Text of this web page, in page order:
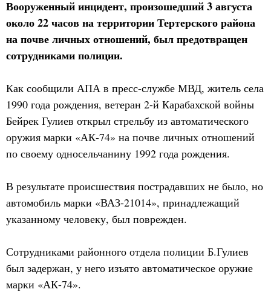
Вооруженный инцидент, произошедший 3 августа
около 22 часов на территории Тертерского района
на почве личных отношений, был предотвращен
сотрудниками полиции.
Как сообщили АПА в пресс-службе МВД, житель села
1990 года рождения, ветеран 2-й Карабахской войны
Бейрек Гулиев открыл стрельбу из автоматического
оружия марки «АК-74» на почве личных отношений
по своему односельчанину 1992 года рождения.
В результате происшествия пострадавших не было, но
автомобиль марки «ВАЗ-21014», принадлежащий
указанному человеку, был поврежден.
Сотрудниками районного отдела полиции Б.Гулиев
был задержан, у него изъято автоматическое оружие
марки «АК-74».